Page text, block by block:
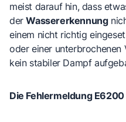
meist darauf hin, dass
derWassererkennung
einem nicht richtig
oder einer unterbrochenen
kein stabiler Dampf
Die Fehlermeldung